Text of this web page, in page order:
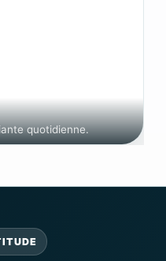
quotidienne.